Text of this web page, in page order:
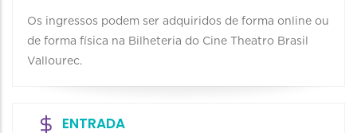
Os ingressos podem ser adquiridos de forma online ou
de forma física na Bilheteria do Cine Theatro Brasil
Vallourec.
ENTRADA